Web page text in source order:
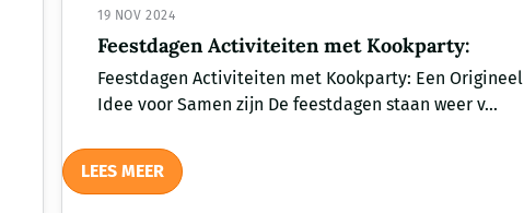
19 NOV 2024
Feestdagen Activiteiten met Kookparty:
Feestdagen Activiteiten met Kookparty: Een Origineel
Idee voor Samen zijn De feestdagen staan weer v...
LEES MEER